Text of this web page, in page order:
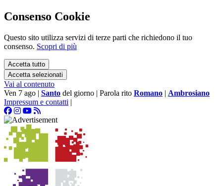
Consenso Cookie
Questo sito utilizza servizi di terze parti che richiedono il tuo
consenso. Scopri di più
Accetta tutto
Accetta selezionati
Vai al contenuto
Ven 7 ago | Santo del giorno | Parola rito Romano | Ambrosiano
Impressum e contatti |